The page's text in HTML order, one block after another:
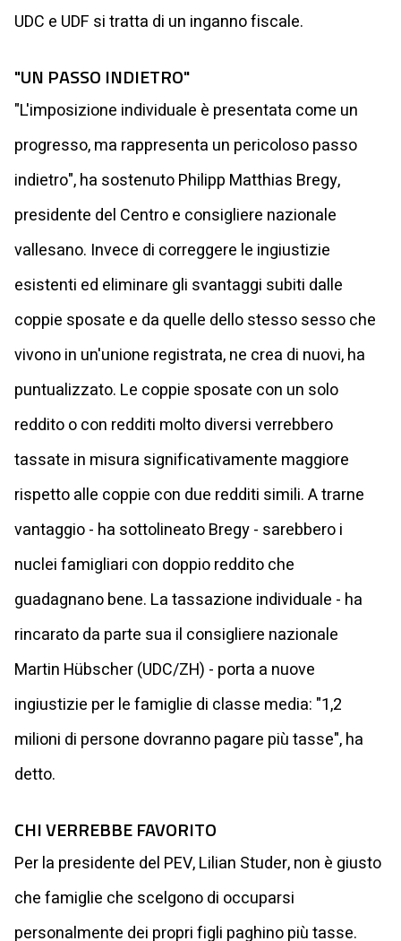
UDC e UDF si tratta di un inganno fiscale.
"UN PASSO INDIETRO"
"L'imposizione individuale è presentata come un
progresso, ma rappresenta un pericoloso passo
indietro", ha sostenuto Philipp Matthias Bregy,
presidente del Centro e consigliere nazionale
vallesano. Invece di correggere le ingiustizie
esistenti ed eliminare gli svantaggi subiti dalle
coppie sposate e da quelle dello stesso sesso che
vivono in un'unione registrata, ne crea di nuovi, ha
puntualizzato. Le coppie sposate con un solo
reddito o con redditi molto diversi verrebbero
tassate in misura significativamente maggiore
rispetto alle coppie con due redditi simili. A trarne
vantaggio - ha sottolineato Bregy - sarebbero i
nuclei famigliari con doppio reddito che
guadagnano bene. La tassazione individuale - ha
rincarato da parte sua il consigliere nazionale
Martin Hübscher (UDC/ZH) - porta a nuove
ingiustizie per le famiglie di classe media: "1,2
milioni di persone dovranno pagare più tasse", ha
detto.
CHI VERREBBE FAVORITO
Per la presidente del PEV, Lilian Studer, non è giusto
che famiglie che scelgono di occuparsi
personalmente dei propri figli paghino più tasse.